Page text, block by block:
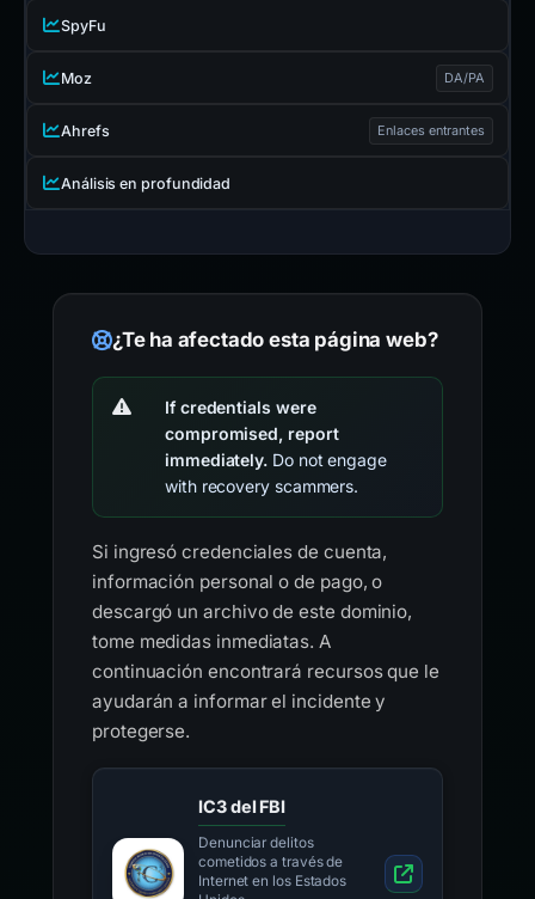
SpyFu
Moz DA/PA
Ahrefs Enlaces entrantes
Análisis en profundidad
¿Te ha afectado esta página web?
If credentials were
compromised, report
immediately. Do not engage
with recovery scammers.
Si ingresó credenciales de cuenta,
información personal o de pago, o
descargó un archivo de este dominio,
tome medidas inmediatas. A
continuación encontrará recursos que le
ayudarán a informar el incidente y
protegerse.
IC3 del FBI
Denunciar delitos
cometidos a través de
Internet en los Estados